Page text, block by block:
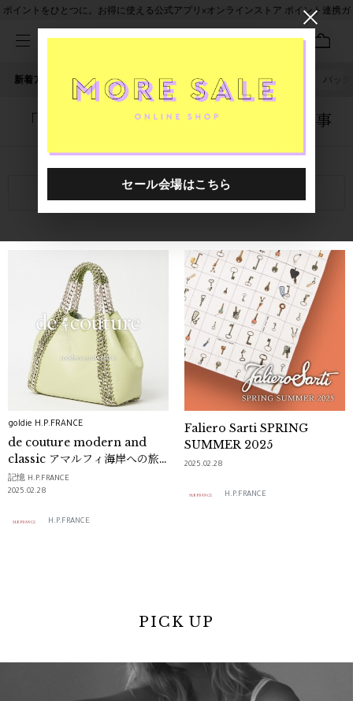
ポイントをひとつに。お得に使える公式アプリ×オンラインストア ポイント連携ガ
新着アイテム 人気ワード セール 40th限定 ピアス バッグ
「0012938.2510006.0326」に関する記事
関連キーワード
goldie H.P.FRANCE
de couture modern and
classic アマルフィ海岸への旅
へと誘う2025年春夏コレクショ
ン
記憶 H.P.FRANCE
2025.02.28
H.P.FRANCE
Faliero Sarti SPRING
SUMMER 2025
2025.02.28
H.P.FRANCE
PICK UP